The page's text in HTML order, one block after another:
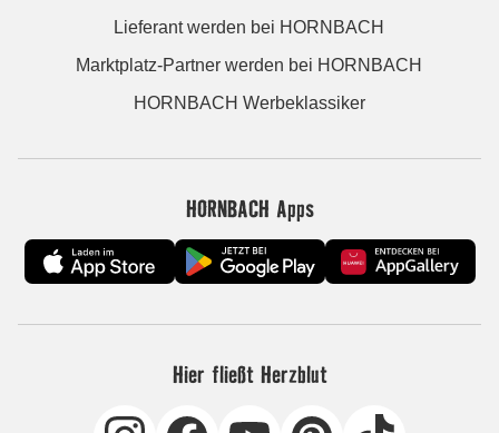
Lieferant werden bei HORNBACH
Marktplatz-Partner werden bei HORNBACH
HORNBACH Werbeklassiker
HORNBACH Apps
Hier fließt Herzblut